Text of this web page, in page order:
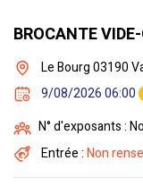
BROCANTE
Le Bourg 03190
9/08/2026 06:00
N° d'exposants :
Entrée :Non